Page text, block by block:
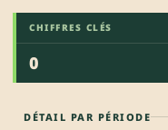
CHIFFRES CLÉS
0
DÉTAIL PAR PÉRIODE